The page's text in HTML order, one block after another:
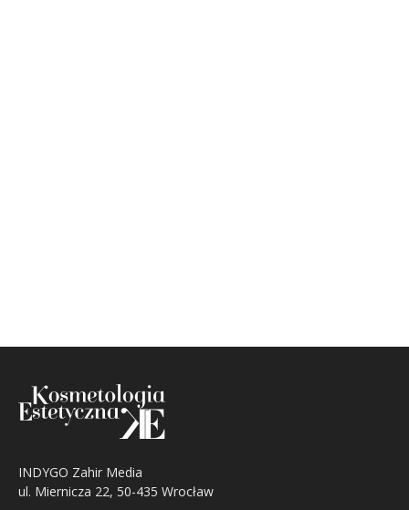
INDYGO Zahir Media
ul. Miernicza 22, 50-435 Wrocław